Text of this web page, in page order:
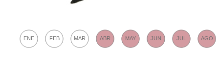
ENE FEB MAR ABR MAY JUN JUL AGO